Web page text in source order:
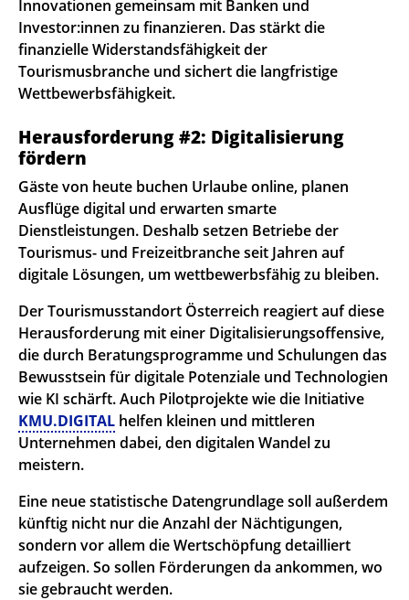
Innovationen gemeinsam mit Banken und
Investor:innen zu finanzieren. Das stärkt die
finanzielle Widerstandsfähigkeit der
Tourismusbranche und sichert die langfristige
Wettbewerbsfähigkeit.
Herausforderung #2: Digitalisierung
fördern
Gäste von heute buchen Urlaube online, planen
Ausflüge digital und erwarten smarte
Dienstleistungen. Deshalb setzen Betriebe der
Tourismus- und Freizeitbranche seit Jahren auf
digitale Lösungen, um wettbewerbsfähig zu bleiben.
Der Tourismusstandort Österreich reagiert auf diese
Herausforderung mit einer Digitalisierungsoffensive,
die durch Beratungsprogramme und Schulungen das
Bewusstsein für digitale Potenziale und Technologien
wie KI schärft. Auch Pilotprojekte wie die Initiative
KMU.DIGITAL helfen kleinen und mittleren
Unternehmen dabei, den digitalen Wandel zu
meistern.
Eine neue statistische Datengrundlage soll außerdem
künftig nicht nur die Anzahl der Nächtigungen,
sondern vor allem die Wertschöpfung detailliert
aufzeigen. So sollen Förderungen da ankommen, wo
sie gebraucht werden.